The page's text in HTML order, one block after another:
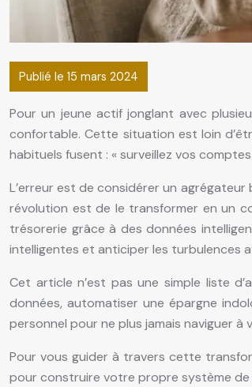
Publié le 15 mars 2024
Pour un jeune actif jonglant avec
confortable. Cette situation est loin
habituels fusent : « surveillez vos
L’erreur est de considérer un agrégateur
révolution est de le transformer en un
trésorerie grâce à des données
intelligentes et anticiper les turbulences
Cet article n’est pas une simple liste
données, automatiser une épargne
personnel pour ne plus jamais naviguer à
Pour vous guider à travers cette
pour construire votre propre système